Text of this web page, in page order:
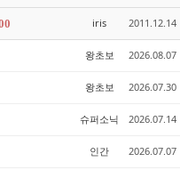
iris 2011.12.14
왕초보 2026.08.07
왕초보 2026.07.30
슈퍼소닉 2026.07.14
인간 2026.07.07